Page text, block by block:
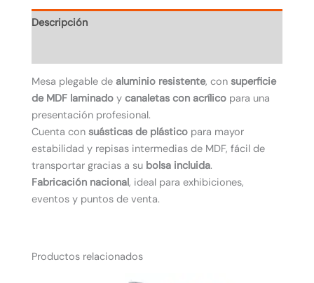
Descripción
Mesa plegable de aluminio resistente, con superficie
de MDF laminado y canaletas con acrílico para una
presentación profesional.
Cuenta con suásticas de plástico para mayor
estabilidad y repisas intermedias de MDF, fácil de
transportar gracias a su bolsa incluida.
Fabricación nacional, ideal para exhibiciones,
eventos y puntos de venta.
Productos relacionados